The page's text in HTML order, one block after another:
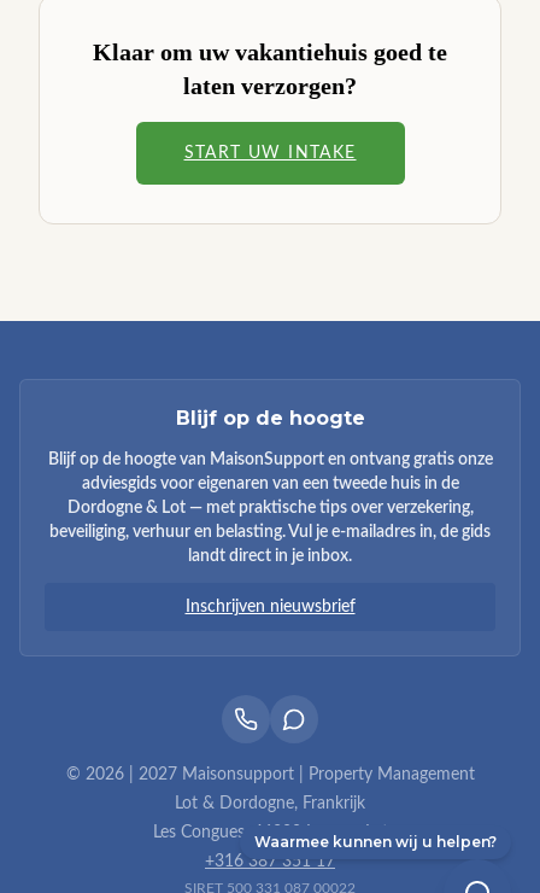
Klaar om uw vakantiehuis goed te
laten verzorgen?
START UW INTAKE
Blijf op de hoogte
Blijf op de hoogte van MaisonSupport en ontvang gratis onze
adviesgids voor eigenaren van een tweede huis in de
Dordogne & Lot — met praktische tips over verzekering,
beveiliging, verhuur en belasting. Vul je e-mailadres in, de gids
landt direct in je inbox.
Inschrijven nieuwsbrief
© 2026 | 2027 Maisonsupport | Property Management
Lot & Dordogne, Frankrijk
Les Congues, 46200 Lacave, Lot
+316 387 351 17
SIRET 500 331 087 00022
Waarmee kunnen wij u helpen?